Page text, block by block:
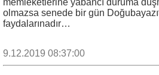
memleketlerine yabancı duruma
olmazsa senede bir gün
faydalarınadır…
9.12.2019 08:37:00